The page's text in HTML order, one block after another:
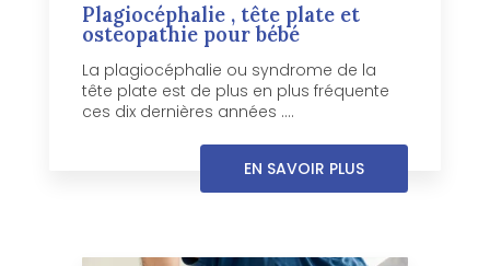
Plagiocéphalie , tête plate et
osteopathie pour bébé
La plagiocéphalie ou syndrome de la
tête plate est de plus en plus fréquente
ces dix dernières années ....
EN SAVOIR PLUS